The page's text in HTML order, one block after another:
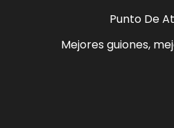
Punto De
Mejores guiones,